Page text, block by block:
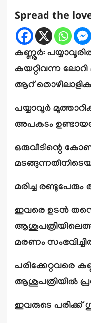
Spread the
കണ്ണൂര്‍:
കയറ്റിവന്ന ലോറി
ആറ്
പയ്യാവൂര്‍
അപകടം
ഒരുവീടിന്റെ
മരിച്ച
ഇവരെ ഉടന്‍
മരണം
പരിക്കേറ്റവരെ
ആശുപത്രിയില്‍
ഇവരുടെ പരിക്ക്